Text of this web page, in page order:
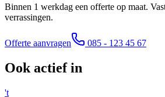
Binnen 1 werkdag een offerte op maat.
verrassingen.
Offerte aanvragen 085 - 123 45 67
Ook actief in
't